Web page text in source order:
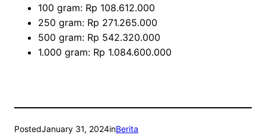
100 gram: Rp 108.612.000
250 gram: Rp 271.265.000
500 gram: Rp 542.320.000
1.000 gram: Rp 1.084.600.000
PostedJanuary 31, 2024inBerita